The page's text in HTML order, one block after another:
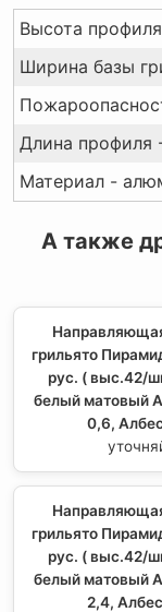
Высота
Ширина базы
Длина профиля
Материал -
А также
грильято
рус. ( выс.42/
белый матовый
0,6,
грильято
рус. ( выс.42/
белый матовый
2,4, Албес